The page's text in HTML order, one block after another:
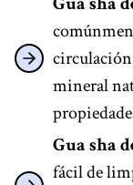
circulación
mineral
Gua sha
fácil de